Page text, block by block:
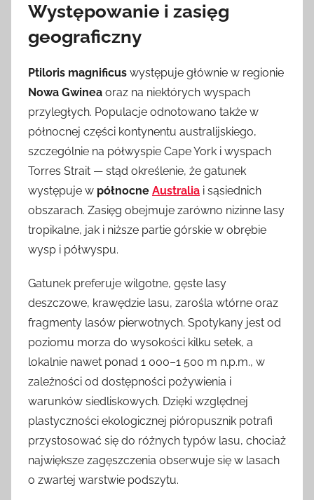
Występowanie i zasięg
geograficzny
Ptiloris magnificus występuje głównie w regionie
Nowa Gwinea oraz na niektórych wyspach
przyległych. Populacje odnotowano także w
północnej części kontynentu australijskiego,
szczególnie na półwyspie Cape York i wyspach
Torres Strait — stąd określenie, że gatunek
występuje w północne Australia i sąsiednich
obszarach. Zasięg obejmuje zarówno nizinne lasy
tropikalne, jak i niższe partie górskie w obrębie
wysp i półwyspu.
Gatunek preferuje wilgotne, gęste lasy
deszczowe, krawędzie lasu, zarośla wtórne oraz
fragmenty lasów pierwotnych. Spotykany jest od
poziomu morza do wysokości kilku setek, a
lokalnie nawet ponad 1 000–1 500 m n.p.m., w
zależności od dostępności pożywienia i
warunków siedliskowych. Dzięki względnej
plastyczności ekologicznej pióropusznik potrafi
przystosować się do różnych typów lasu, chociaż
największe zagęszczenia obserwuje się w lasach
o zwartej warstwie podszytu.